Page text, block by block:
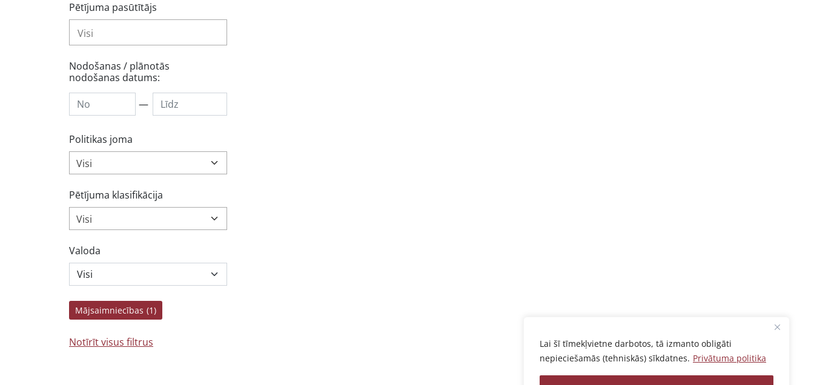
Lai šī tīmekļvietne darbotos, tā izmanto obligāti
nepieciešamās (tehniskās) sīkdatnes. Privātuma politika
Pētījuma pasūtītājs
Nodošanas / plānotās
nodošanas datums:
—
Politikas joma
Visi
Pētījuma klasifikācija
Visi
Valoda
Mājsaimniecības (1)
Notīrīt visus filtrus